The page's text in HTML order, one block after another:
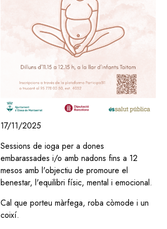
17/11/2025
Sessions de ioga per a dones
embarassades i/o amb nadons fins a 12
mesos amb l'objectiu de promoure el
benestar, l'equilibri físic, mental i emocional.
Cal que porteu màrfega, roba còmode i un
coixí.